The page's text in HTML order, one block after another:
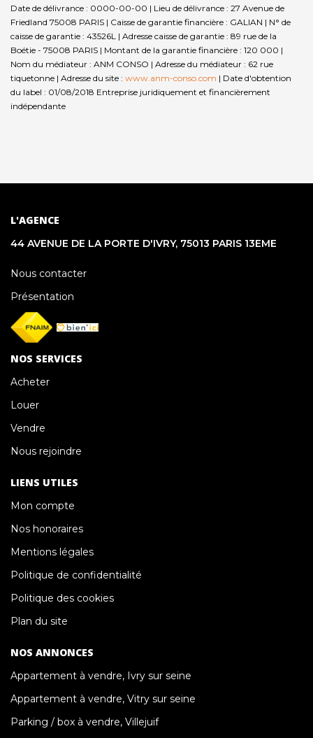
Date de délivrance : 0000-00-00 | Lieu de délivrance : 27 Avenue de
Friedland 75008 PARIS | Caisse de garantie financière : GALIAN | N° de
caisse de garantie : 43526L | Adresse caisse de garantie : 89 rue de la
Boétie - 75008 PARIS | Montant de la garantie financière : 120 000 |
Nom du médiateur : ANM CONSO | Adresse du médiateur : 62 rue
tiquetonne | Adresse du site : www.anm-conso.com | Date d'obtention
du label : 01/08/2018 Entreprise juridiquement et financièrement
indépendante
L'AGENCE
44 AVENUE DE LA PORTE D'IVRY, 75013 PARIS 13EME
Nous contacter
Présentation
NOS SERVICES
Acheter
Louer
Vendre
Nous rejoindre
LIENS UTILES
Mon compte
Nos honoraires
Mentions légales
Politique de confidentialité
Politique des cookies
Plan du site
NOS ANNONCES
Appartement à vendre, Ivry sur seine
Appartement à vendre, Vitry sur seine
Parking / box à vendre, Villejuif